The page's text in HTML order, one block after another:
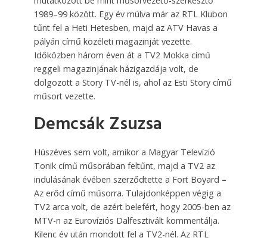
1989–99 között. Egy év múlva már az RTL Klubon
tűnt fel a Heti Hetesben, majd az ATV Havas a
pályán című közéleti magazinját vezette.
Időközben három éven át a TV2 Mokka című
reggeli magazinjának házigazdája volt, de
dolgozott a Story TV-nél is, ahol az Esti Story című
műsort vezette.
Demcsák Zsuzsa
Húszéves sem volt, amikor a Magyar Televízió
Tonik című műsorában feltűnt, majd a TV2 az
indulásának évében szerződtette a Fort Boyard –
Az erőd című műsorra. Tulajdonképpen végig a
TV2 arca volt, de azért belefért, hogy 2005-ben az
MTV-n az Eurovíziós Dalfesztivált kommentálja.
Kilenc év után mondott fel a TV2-nél. Az RTL